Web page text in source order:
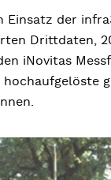
der
Drittdaten,
iNovitas